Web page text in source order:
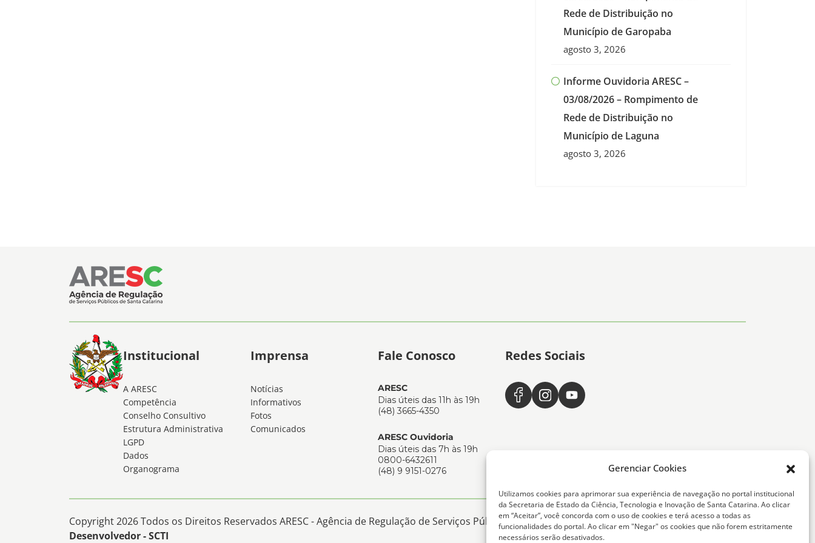
Gerenciar Cookies
Utilizamos cookies para aprimorar sua experiência de navegação no portal institucional
da Secretaria de Estado da Ciência, Tecnologia e Inovação de Santa Catarina. Ao clicar
em “Aceitar”, você concorda com o uso de cookies e terá acesso a todas as
funcionalidades do portal. Ao clicar em "Negar" os cookies que não forem estritamente
necessários serão desativados.
Rede de Distribuição no
Município de Garopaba
agosto 3, 2026
Informe Ouvidoria ARESC –
03/08/2026 – Rompimento de
Rede de Distribuição no
Município de Laguna
agosto 3, 2026
Institucional
A ARESC
Competência
Conselho Consultivo
Estrutura Administrativa
LGPD
Dados
Organograma
Imprensa
Notícias
Informativos
Fotos
Comunicados
Fale Conosco
ARESC
Dias úteis das 11h às 19h
(48) 3665-4350
ARESC Ouvidoria
Dias úteis das 7h às 19h
0800-6432611
(48) 9 9151-0276
Redes Sociais
Copyright 2026 Todos os Direitos Reservados ARESC - Agência de Regulação de Serviços Públicos de Santa Catarina -
Desenvolvedor - SCTI